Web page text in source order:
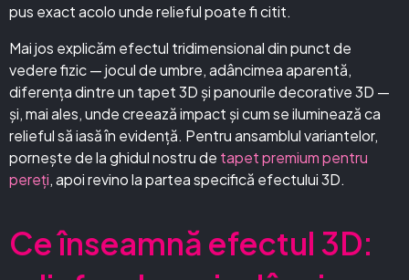
pus exact acolo unde relieful poate fi citit.
Mai jos explicăm efectul tridimensional din punct de
vedere fizic — jocul de umbre, adâncimea aparentă,
diferența dintre un tapet 3D și panourile decorative 3D —
și, mai ales, unde creează impact și cum se iluminează ca
relieful să iasă în evidență. Pentru ansamblul variantelor,
pornește de la ghidul nostru de tapet premium pentru
pereți, apoi revino la partea specifică efectului 3D.
Ce înseamnă efectul 3D: